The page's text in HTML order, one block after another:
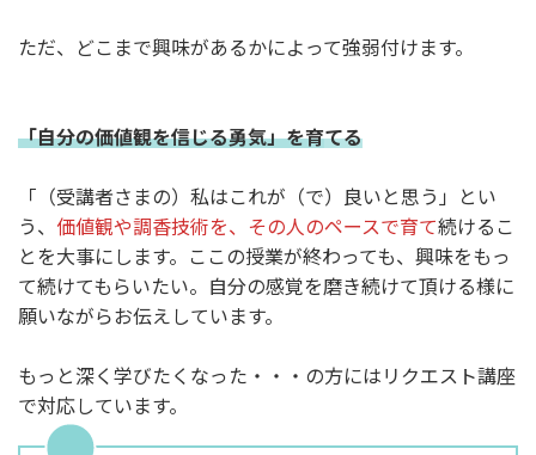
ただ、どこまで興味があるかによって強弱付けます。
「自分の価値観を信じる勇気」を育てる
「（受講者さまの）私はこれが（で）良いと思う」とい
う、 価値観や調香技術を、その人のペースで育て続けるこ
とを大事にします。ここの授業が終わっても、興味をもっ
て続けてもらいたい。自分の感覚を磨き続けて頂ける様に
願いながらお伝えしています。
もっと深く学びたくなった・・・の方にはリクエスト講座
で対応しています。